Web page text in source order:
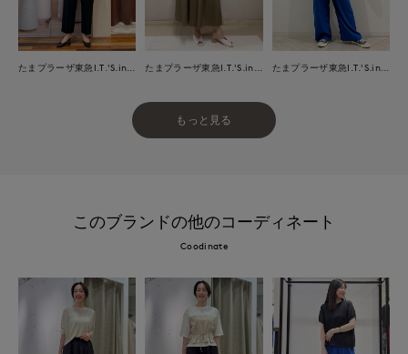
もっと見る
このブランドの他のコーディネート
Coodinate